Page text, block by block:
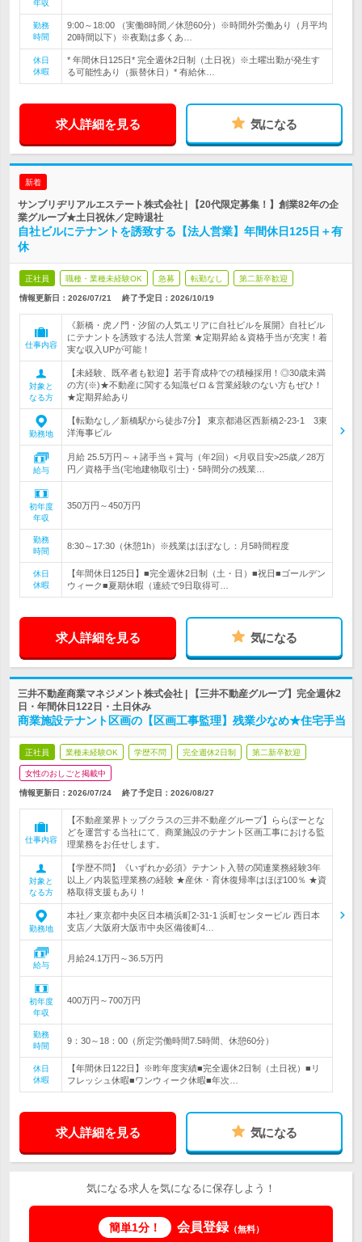
年収
勤務
時間
9:00～18:00 （実働8時間／休憩60分）※時間外労働あり（月平均
20時間以下）※夜勤は多くあ…
休日
休暇
* 年間休日125日* 完全週休2日制（土日祝）※土曜出勤が発生す
る可能性あり（振替休日）* 有給休…
求人詳細を見る 気になる
新着
サンブリヂリアルエステート株式会社 | 【20代限定募集！】創業82年の企
業グループ★土日祝休／定時退社
自社ビルにテナントを誘致する【法人営業】年間休日125日＋有
休
正社員 職種・業種未経験OK 急募 転勤なし 第二新卒歓迎
情報更新日：2026/07/21 終了予定日： 2026/10/19
仕事内容
《新橋・虎ノ門・汐留の人気エリアに自社ビルを展開》自社ビル
にテナントを誘致する法人営業 ★定期昇給＆資格手当が充実！着
実な収入UPが可能！
対象と
なる方
【未経験、既卒者も歓迎】若手育成枠での積極採用！◎30歳未満
の方(※)★不動産に関する知識ゼロ＆営業経験のない方もぜひ！
★定期昇給あり
勤務地
【転勤なし／新橋駅から徒歩7分】 東京都港区西新橋2-23-1 3東
洋海事ビル
給与
月給 25.5万円～＋諸手当＋賞与（年2回）<月収目安>25歳／28万
円／資格手当(宅地建物取引士)・5時間分の残業…
初年度
年収
350万円～450万円
勤務
時間
8:30～17:30（休憩1h）※残業はほぼなし：月5時間程度
休日
休暇
【年間休日125日】■完全週休2日制（土・日）■祝日■ゴールデン
ウィーク■夏期休暇（連続で9日取得可…
求人詳細を見る 気になる
三井不動産商業マネジメント株式会社 | 【三井不動産グループ】完全週休2
日・年間休日122日・土日休み
商業施設テナント区画の【区画工事監理】残業少なめ★住宅手当
正社員 業種未経験OK 学歴不問 完全週休2日制 第二新卒歓迎
女性のおしごと掲載中
情報更新日：2026/07/24 終了予定日： 2026/08/27
仕事内容
【不動産業界トップクラスの三井不動産グループ】ららぽーとな
どを運営する当社にて、商業施設のテナント区画工事における監
理業務をお任せします。
対象と
なる方
【学歴不問】《いずれか必須》テナント入替の関連業務経験3年
以上／内装監理業務の経験 ★産休・育休復帰率はほぼ100％ ★資
格取得支援もあり！
勤務地
本社／東京都中央区日本橋浜町2-31-1 浜町センタービル 西日本
支店／大阪府大阪市中央区備後町4…
給与
月給24.1万円～36.5万円
初年度
年収
400万円～700万円
勤務
時間
9：30～18：00（所定労働時間7.5時間、休憩60分）
休日
休暇
【年間休日122日】※昨年度実績■完全週休2日制（土日祝）■リ
フレッシュ休暇■ワンウィーク休暇■年次…
求人詳細を見る 気になる
気になる求人を気になるに保存しよう！
簡単1分！ 会員登録（無料）